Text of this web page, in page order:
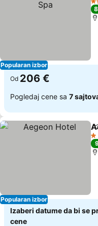
Popularan izbor
4
Od 206 €
Pogledaj cene sa 7
Popularan izbor
1
Izaberi datume da bi se
cene